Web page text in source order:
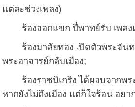
แต่ละช่วงเพลง)
ร้องออกแขก ปี่พาทย์รับ เพลงเ
ร้องมาลัยทอง เปิดตัวพระจันท
พระอาจารย์กลับเมือง;
ร้องราชนิเกริง ได้ผอบจากพระ
หากยังไม่ถึงเมือง แต่ก็ใจร้อน อยา